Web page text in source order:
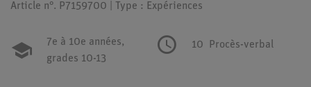
Article n°. P7159700 | Type : Expériences
7e à 10e années,
grades 10-13
10 Procès-verbal